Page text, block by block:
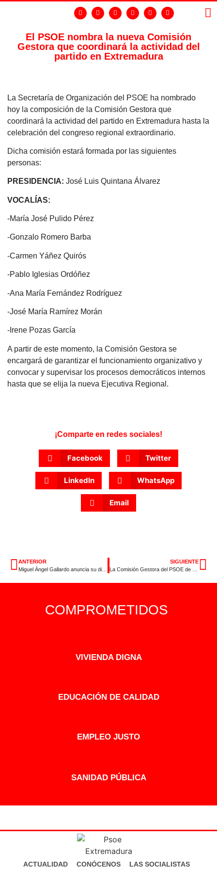
El PSOE nombra la nueva Comisión
Gestora que coordinará la actividad del
partido en Extremadura
La Secretaría de Organización del PSOE ha nombrado
hoy la composición de la Comisión Gestora que
coordinará la actividad del partido en Extremadura hasta la
celebración del congreso regional extraordinario.
Dicha comisión estará formada por las siguientes
personas:
PRESIDENCIA: José Luis Quintana Álvarez
VOCALÍAS:
-María José Pulido Pérez
-Gonzalo Romero Barba
-Carmen Yáñez Quirós
-Pablo Iglesias Ordóñez
-Ana María Fernández Rodríguez
-José María Ramírez Morán
-Irene Pozas García
A partir de este momento, la Comisión Gestora se
encargará de garantizar el funcionamiento organizativo y
convocar y supervisar los procesos democráticos internos
hasta que se elija la nueva Ejecutiva Regional.
¡Comparte en redes sociales!
Facebook Twitter
LinkedIn WhatsApp
Email
ANTERIOR
SIGUIENTE
COMPROMETIDOS
VIVIENDA DIGNA
EDUCACIÓN DE CALIDAD
EMPLEO JUSTO
SANIDAD PÚBLICA
ACTUALIDAD CONÓCENOS LAS SOCIALISTAS